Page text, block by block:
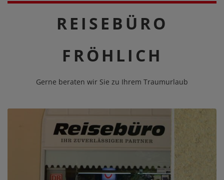
REISEBÜRO
FRÖHLICH
Gerne beraten wir Sie zu Ihrem Traumurlaub